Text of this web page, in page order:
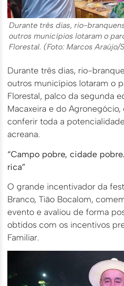
Durante três dias, rio-
outros municípios lotaram o
Florestal. (Foto: Marcos Araújo/
Durante três dias, rio-
outros municípios lotaram o
Florestal, palco da segunda
Macaxeira e do
conferir toda a
acreana.
“Campo pobre, cidade
rica”
O grande incentivador da
Branco, Tião Bocalom,
evento e avaliou de forma
obtidos com os incentivos
Familiar.